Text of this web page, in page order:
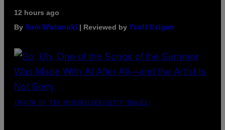
12 hours ago
By Sam Watanuki | Reviewed by Ysolt Usigan
(PHOTO BY TIM MOSENFELDER/GETTY IMAGES)